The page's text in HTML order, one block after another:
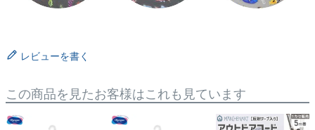
レビューを書く
この商品を見たお客様はこれも見ています